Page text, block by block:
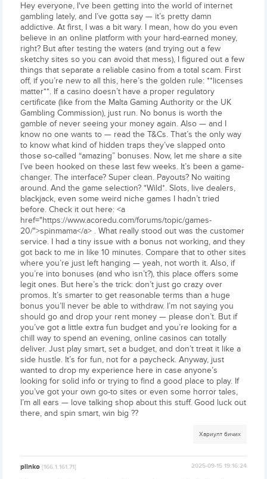
Hey everyone, I've been getting into the world of internet
gambling lately, and I’ve gotta say — it’s pretty damn
addictive. At first, I was a bit wary. I mean, how do you even
believe in an online platform with your hard-earned money,
right? But after testing the waters (and trying out a few
sketchy sites so you can avoid that mess), I figured out a few
things that separate a reliable casino from a total scam. First
off, if you’re new to all this, here’s the golden rule: **licenses
matter**. If a casino doesn’t have a proper regulatory
certificate (like from the Malta Gaming Authority or the UK
Gambling Commission), just run. No bonus is worth the
gamble of never seeing your money again. Also — and I
know no one wants to — read the T&Cs. That’s the only way
to know what kind of hidden traps they’ve slapped onto
those so-called “amazing” bonuses. Now, let me share a site
I’ve been hooked on these last few weeks. It’s been a game-
changer. The interface? Super clean. Payouts? No waiting
around. And the game selection? *Wild*. Slots, live dealers,
blackjack, even some weird niche games I hadn’t tried
before. Check it out here: <a
href="https://www.acoredu.com/forums/topic/games-
20/">spinmama</a> . What really stood out was the customer
service. I had a tiny issue with a bonus not working, and they
got back to me in like 10 minutes. Compare that to other sites
where you’re just left hanging — yeah, not worth it. Also, if
you’re into bonuses (and who isn’t?), this place offers some
legit ones. But here’s the trick: don’t just go crazy over
promos. It’s smarter to get reasonable terms than a huge
bonus you’ll never be able to withdraw. I’m not saying you
should go and drop your rent money — please don’t. But if
you’ve got a little extra fun budget and you’re looking for a
chill way to spend an evening, online casinos can totally
deliver. Just play smart, set a budget, and don’t treat it like a
side hustle. It’s for fun, not for a paycheck. Anyway, just
wanted to drop my experience here in case anyone’s
looking for solid info or trying to find a good place to play. If
you’ve got your own go-to sites or even some horror tales,
I’m all ears — love talking shop about this stuff. Good luck out
there, and spin smart, win big ??
Хариулт бичих
plinko[166.1.161.71] 2025-09-15 19:16:24